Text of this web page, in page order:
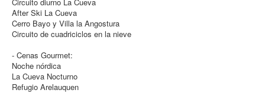
After Ski La Cueva
Cerro Bayo y Villa la Angostura
Circuito de cuadriciclos en la nieve
- Cenas Gourmet:
Noche nórdica
La Cueva Nocturno
Refugio Arelauquen